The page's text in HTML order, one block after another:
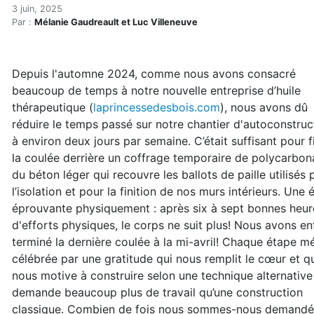
Accueil
Articles
Notre vie sans Hydro-
3 juin, 2025
Par : Mélanie Gaudreault et Luc Villeneuve
Depuis l'automne 2024, comme nous avons consacré
beaucoup de temps à notre nouvelle entreprise d’huile
thérapeutique (laprincessedesbois.com), nous avons dû
réduire le temps passé sur notre chantier
à environ deux jours par semaine. C’était suffisant pour
la coulée derrière un coffrage temporaire de
du béton léger qui recouvre les ballots de paille utilisés
l’isolation et pour la finition de nos murs intérieurs. Une
éprouvante physiquement : après six à sept bonnes
d'efforts physiques, le corps ne suit plus! Nous avons
terminé la dernière coulée à la mi-avril! Chaque étape
célébrée par une gratitude qui nous remplit le cœur et
nous motive à construire selon une technique
demande beaucoup plus de travail qu’une construction
classique. Combien de fois nous sommes-nous